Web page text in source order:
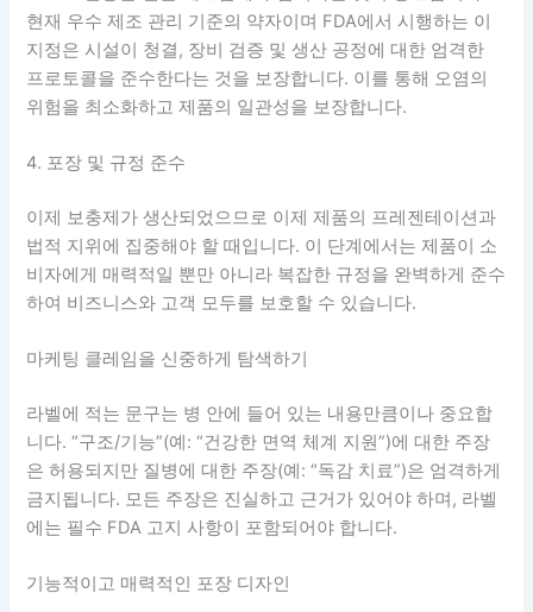
현재 우수 제조 관리 기준의 약자이며 FDA에서 시행하는 이
지정은 시설이 청결, 장비 검증 및 생산 공정에 대한 엄격한
프로토콜을 준수한다는 것을 보장합니다. 이를 통해 오염의
위험을 최소화하고 제품의 일관성을 보장합니다.
4. 포장 및 규정 준수
이제 보충제가 생산되었으므로 이제 제품의 프레젠테이션과
법적 지위에 집중해야 할 때입니다. 이 단계에서는 제품이 소
비자에게 매력적일 뿐만 아니라 복잡한 규정을 완벽하게 준수
하여 비즈니스와 고객 모두를 보호할 수 있습니다.
마케팅 클레임을 신중하게 탐색하기
라벨에 적는 문구는 병 안에 들어 있는 내용만큼이나 중요합
니다. “구조/기능”(예: “건강한 면역 체계 지원”)에 대한 주장
은 허용되지만 질병에 대한 주장(예: “독감 치료”)은 엄격하게
금지됩니다. 모든 주장은 진실하고 근거가 있어야 하며, 라벨
에는 필수 FDA 고지 사항이 포함되어야 합니다.
기능적이고 매력적인 포장 디자인